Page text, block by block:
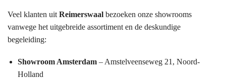
Veel klanten uit Reimerswaal bezoeken onze showrooms
vanwege het uitgebreide assortiment en de deskundige
begeleiding:
Showroom Amsterdam – Amstelveenseweg 21, Noord-
Holland